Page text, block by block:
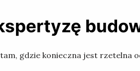
gdzie konieczna jest